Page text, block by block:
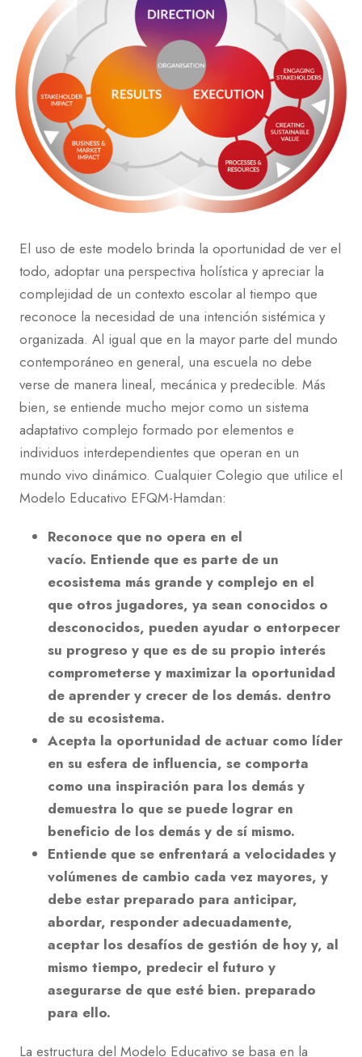
El uso de este modelo brinda la oportunidad de ver el
todo, adoptar una perspectiva holística y apreciar la
complejidad de un contexto escolar al tiempo que
reconoce la necesidad de una intención sistémica y
organizada. Al igual que en la mayor parte del mundo
contemporáneo en general, una escuela no debe
verse de manera lineal, mecánica y predecible. Más
bien, se entiende mucho mejor como un sistema
adaptativo complejo formado por elementos e
individuos interdependientes que operan en un
mundo vivo dinámico. Cualquier Colegio que utilice el
Modelo Educativo EFQM-Hamdan:
Reconoce que no opera en el
vacío. Entiende que es parte de un
ecosistema más grande y complejo en el
que otros jugadores, ya sean conocidos o
desconocidos, pueden ayudar o entorpecer
su progreso y que es de su propio interés
comprometerse y maximizar la oportunidad
de aprender y crecer de los demás. dentro
de su ecosistema.
Acepta la oportunidad de actuar como líder
en su esfera de influencia, se comporta
como una inspiración para los demás y
demuestra lo que se puede lograr en
beneficio de los demás y de sí mismo.
Entiende que se enfrentará a velocidades y
volúmenes de cambio cada vez mayores, y
debe estar preparado para anticipar,
abordar, responder adecuadamente,
aceptar los desafíos de gestión de hoy y, al
mismo tiempo, predecir el futuro y
asegurarse de que esté bien. preparado
para ello.
La estructura del Modelo Educativo se basa en la